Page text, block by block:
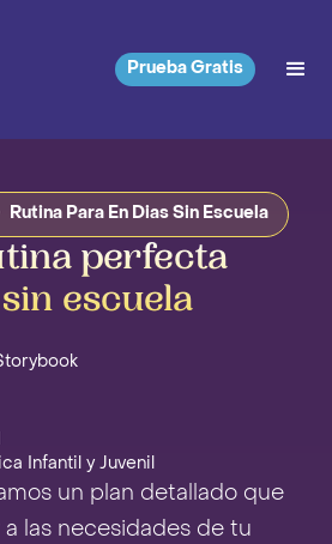
Prueba Gratis
Rutina Para En Dias Sin Escuela
perfecta
escuela
Infantil y Juvenil
un plan detallado que
las necesidades de tu